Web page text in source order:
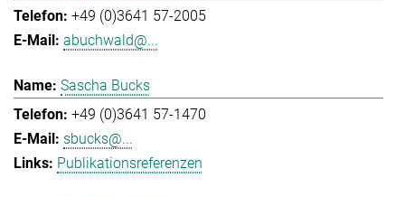
+49 (0)3641 57-2005
abuchwald@...
Sascha Bucks
+49 (0)3641 57-1470
sbucks@...
Publikationsreferenzen